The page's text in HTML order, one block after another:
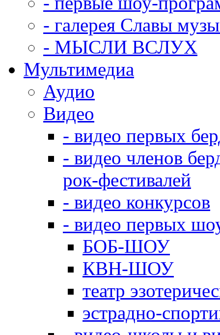
- галерея Славы
- МЫСЛИ ВСЛУХ
Мультимедиа
Аудио
Видео
- видео первых
- видео членов
рок-фестивалей
- видео конкурсов
- видео первых
БОБ-ШОУ
КВН-ШОУ
театр
эстрадно-